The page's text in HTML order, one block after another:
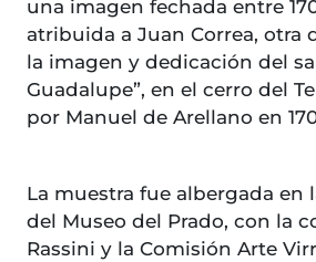
una imagen fechada entre
atribuida a Juan Correa, otra
la imagen y dedicación del
Guadalupe”, en el cerro del
por Manuel de Arellano en
La muestra fue albergada en
del Museo del Prado, con la
Rassini y la Comisión Arte